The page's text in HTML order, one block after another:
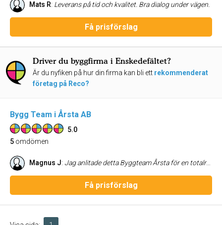
Mats R: Leverans på tid och kvalitet. Bra dialog under vägen.
Få prisförslag
Driver du byggfirma i Enskedefältet?
Är du nyfiken på hur din firma kan bli ett rekommenderat
företag på Reco?
Bygg Team i Årsta AB
5.0
5 omdömen
Magnus J: Jag anlitade detta Byggteam Årsta för en totalrenovering av vår lägenhet och är mycket nöjd. Ett familjärt och trevligt team som är lyhörda för kundens behov och alltid försöker hitta de bästa lösningarna. Arbetet höll hög kvalitet och utfördes till ett överkomligt pris. Kan varmt rekommenderas.
Få prisförslag